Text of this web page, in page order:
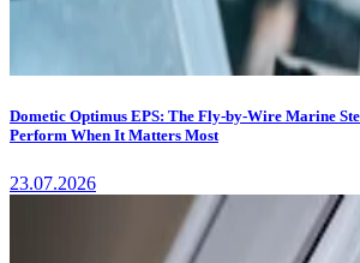
Dometic Optimus EPS: The Fly-by-Wire Marine
Perform When It Matters Most
23.07.2026